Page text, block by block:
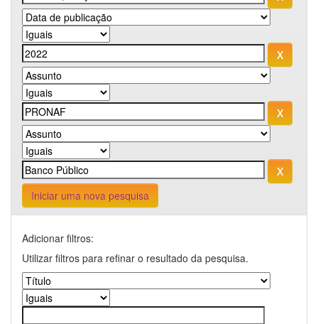
Iniciar uma nova pesquisa
Adicionar filtros:
Utilizar filtros para refinar o resultado da pesquisa.